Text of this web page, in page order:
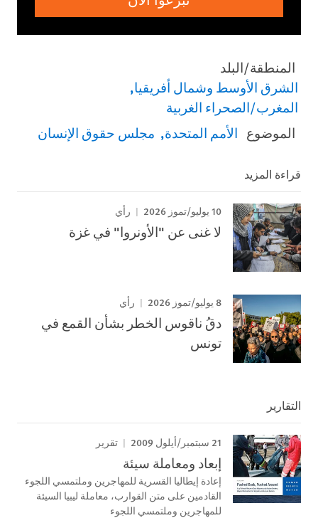
المنطقة/البلد
الشرق الأوسط وشمال أفريقيا
المغرب/الصحراء الغربية
الموضوع الأمم المتحدة مجلس حقوق الإنسان
قراءة المزيد
10 يوليو/تموز 2026 رأي
لا غنى عن "الأونروا" في غزة
8 يوليو/تموز 2026 رأي
دقُ ناقوس الخطر بشأن القمع في
تونس
التقارير
21 سبتمبر/أيلول 2009 تقرير
إبعاد ومعاملة سيئة
إعادة إيطاليا القسرية للمھاجرين وملتمسي اللجوء
القادمين على متن القوارب، معاملة ليبيا السيئة
للمھاجرين وملتمسي اللجوء